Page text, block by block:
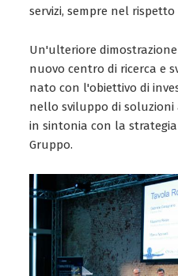
servizi, sempre nel
Un'ulteriore
nuovo centro di ricerca e
nato con l'obiettivo di
nello sviluppo di
in sintonia con la
Gruppo.